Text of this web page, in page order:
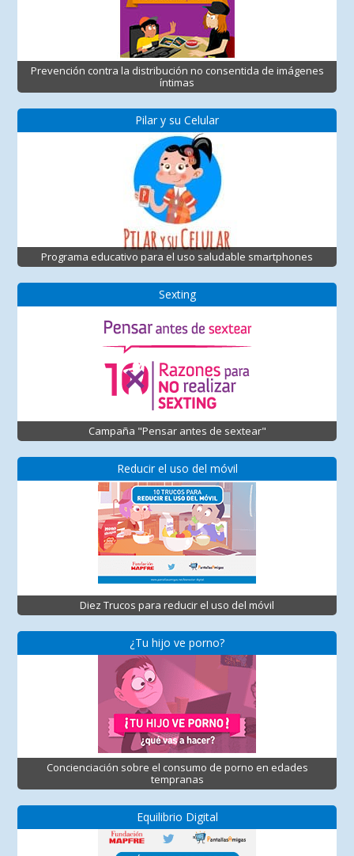
Prevención contra la distribución no consentida de imágenes
íntimas
Pilar y su Celular
Programa educativo para el uso saludable smartphones
Sexting
Campaña "Pensar antes de sextear"
Reducir el uso del móvil
Diez Trucos para reducir el uso del móvil
¿Tu hijo ve porno?
Concienciación sobre el consumo de porno en edades
tempranas
Equilibrio Digital